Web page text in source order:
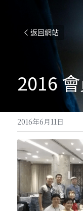
返回網站
2016
2016年6月11日